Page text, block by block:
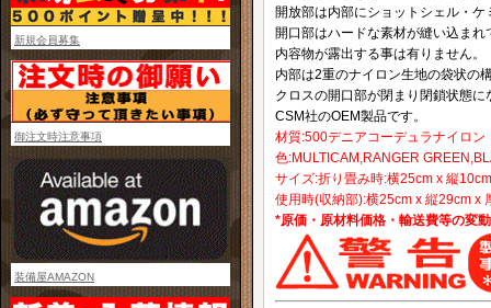
開放部は内部にショットシェル・
開口部はハードな素材が縫い込ま
内容物が露出する事は有りません。
内部は2重のナイロン生地の袋状の
クロスの開口部が閉まり閉鎖状態に
CSM社のOEM製品です。
材質:500デニアコーデュラナイロン
色:MULTICAM,RANGER
サイズ:折り畳み時:横25cm x 縦10cm
使用時(収納部):横25cm x 縦29cm x
*原価・原材料価格・輸送費等の変
新規会員募集
御注文時注意事項
装備屋AMAZON